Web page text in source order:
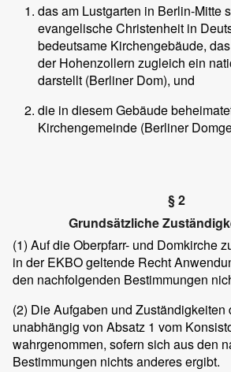
das am Lustgarten in Berlin-Mitte
evangelische Christenheit in
bedeutsame Kirchengebäude,
der Hohenzollern zugleich ein
darstellt (Berliner Dom), und
die in diesem Gebäude
Kirchengemeinde (Berliner
§ 2
Grundsätzliche
(1) Auf die Oberpfarr- und Domkirche
in der EKBO geltende Recht
den nachfolgenden Bestimmungen
(2) Die Aufgaben und Zuständigkeiten
unabhängig von Absatz 1 vom
wahrgenommen, sofern sich aus den
Bestimmungen nichts anderes ergibt.